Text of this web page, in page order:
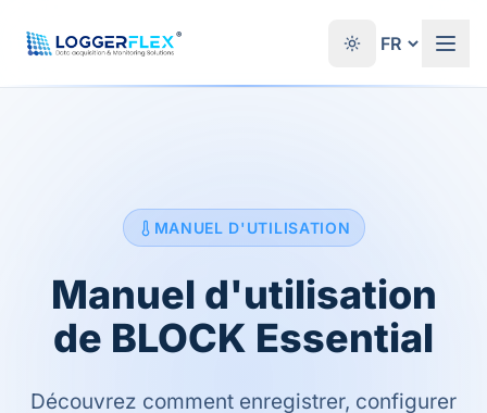
®
MANUEL D'UTILISATION
Manuel d'utilisation
de BLOCK Essential
Découvrez comment enregistrer, configurer